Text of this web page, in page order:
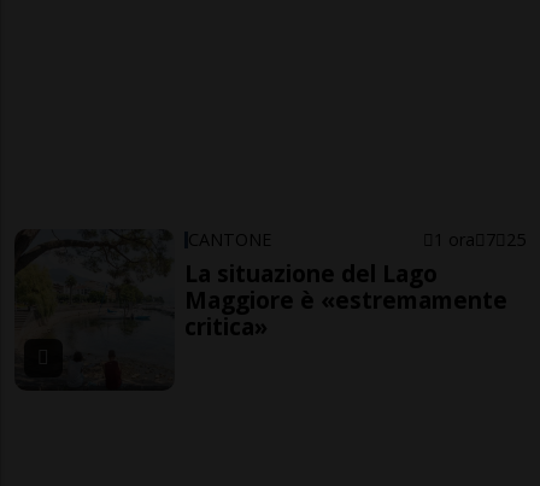
CANTONE 1 ora 7 25
La situazione del Lago
Maggiore è «estremamente
critica»